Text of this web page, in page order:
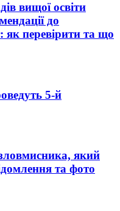
вищої освіти
до
як перевірити та що
5-й
який
та фото